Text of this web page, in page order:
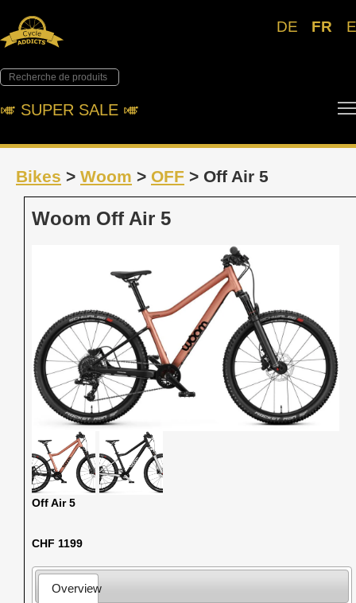
DE FR
🎺︎ SUPER SALE 🎺︎
Bikes > Woom > OFF > Off Air 5
Woom Off Air 5
Off Air 5
CHF 1199
Overview